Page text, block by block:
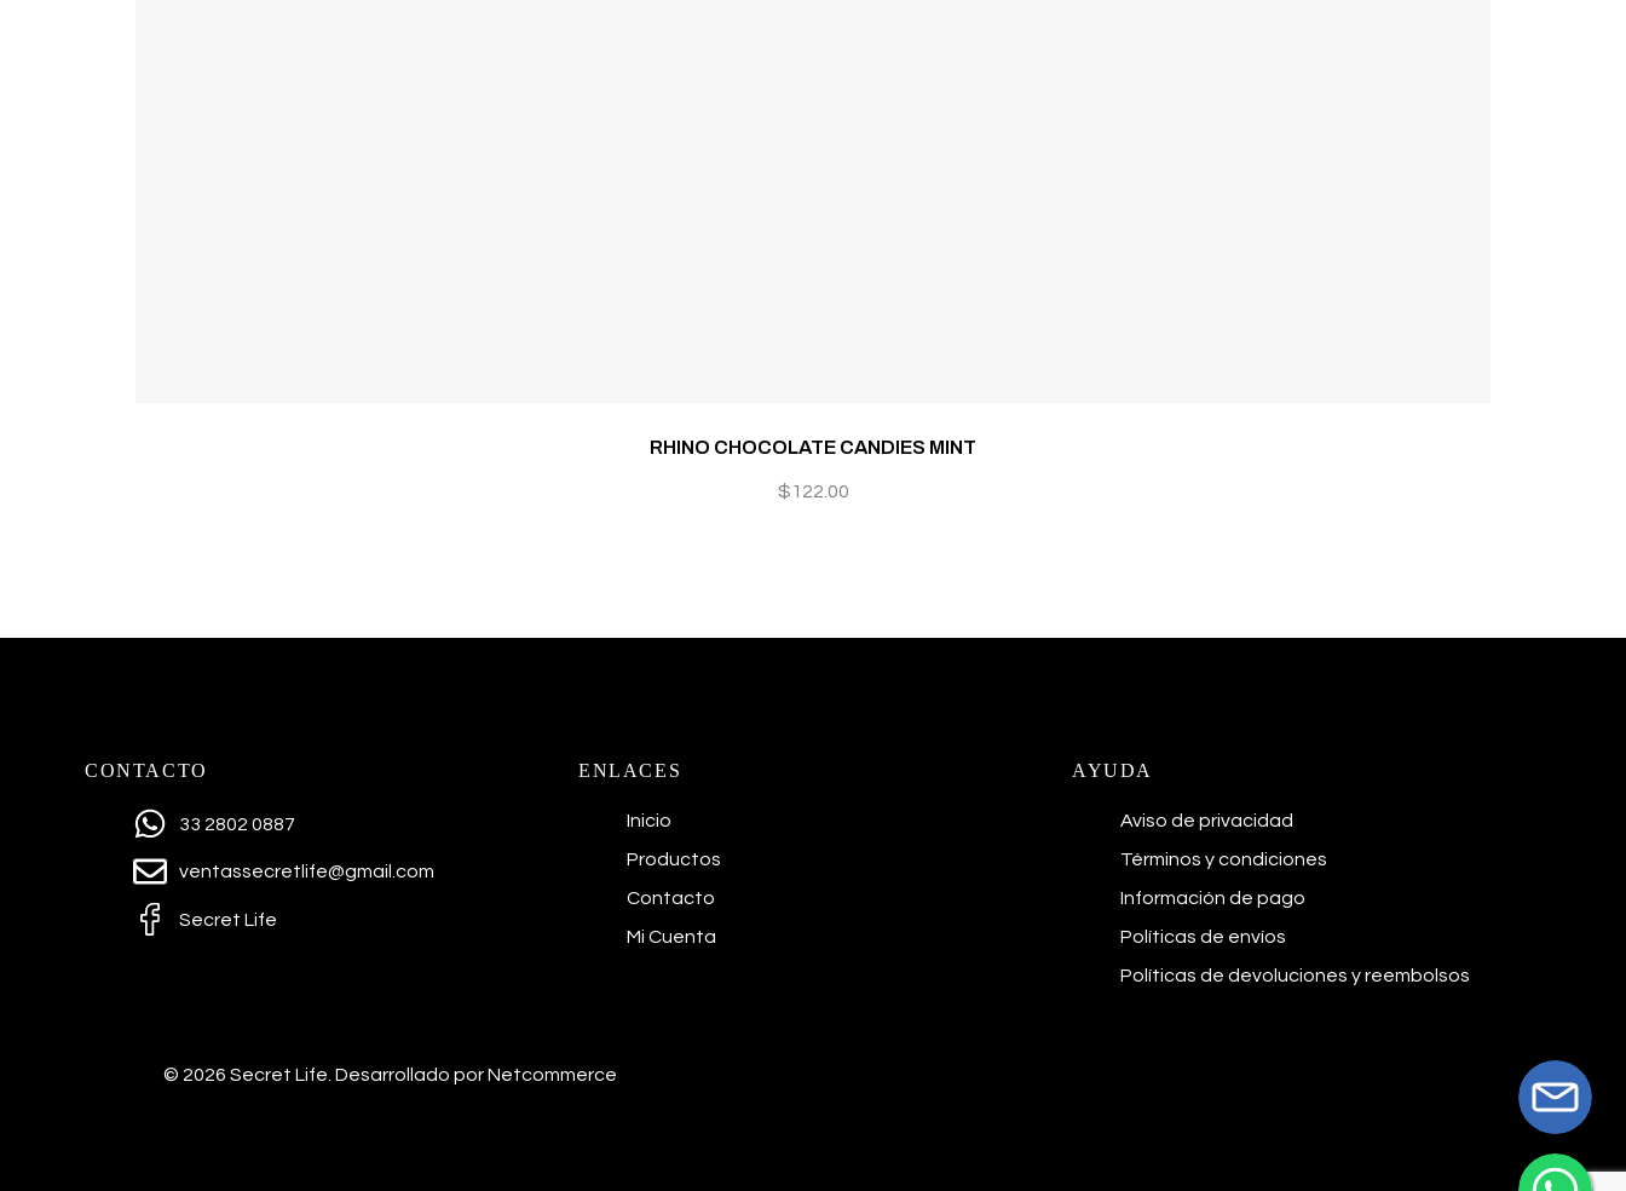
RHINO CHOCOLATE CANDIES MINT
$122.00
CONTACTO
33 2802 0887
ventassecretlife@gmail.com
Secret Life
ENLACES
Inicio
Productos
Contacto
Mi Cuenta
AYUDA
Aviso de privacidad
Términos y condiciones
Información de pago
Políticas de envíos
Políticas de devoluciones y reembolsos
© 2026 Secret Life. Desarrollado por Netcommerce